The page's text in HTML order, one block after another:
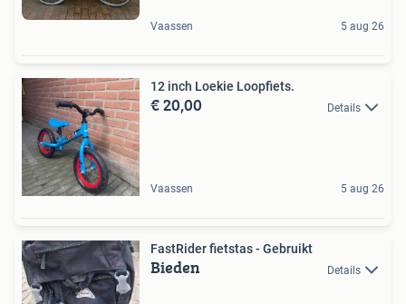
Vaassen 5 aug 26
12 inch Loekie Loopfiets.
€ 20,00 Details
Vaassen 5 aug 26
FastRider fietstas - Gebruikt
Bieden Details